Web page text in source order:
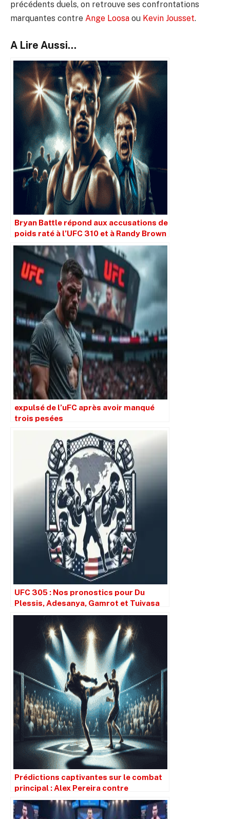
précédents duels, on retrouve ses confrontations
marquantes contre Ange Loosa ou Kevin Jousset.
A Lire Aussi...
Bryan Battle répond aux accusations de
poids raté à l’UFC 310 et à Randy Brown
le traitant de « minable »
expulsé de l’uFC après avoir manqué
trois pesées
UFC 305 : Nos pronostics pour Du
Plessis, Adesanya, Gamrot et Tuivasa
Prédictions captivantes sur le combat
principal : Alex Pereira contre
Magomed Ankalaev